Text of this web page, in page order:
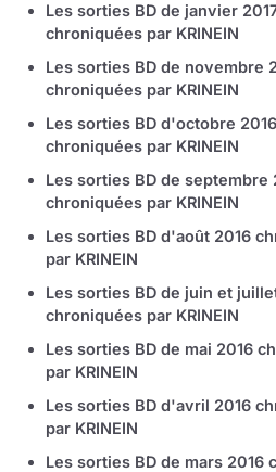
Les sorties BD de janvier
chroniquées par KRINEIN
Les sorties BD de novembre
chroniquées par KRINEIN
Les sorties BD d'octobre 2016
chroniquées par KRINEIN
Les sorties BD de septembre
chroniquées par KRINEIN
Les sorties BD d'août 2016
par KRINEIN
Les sorties BD de juin et
chroniquées par KRINEIN
Les sorties BD de mai 2016
par KRINEIN
Les sorties BD d'avril 2016
par KRINEIN
Les sorties BD de mars 2016